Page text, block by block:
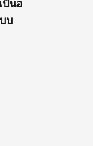
ป็นอ
บ